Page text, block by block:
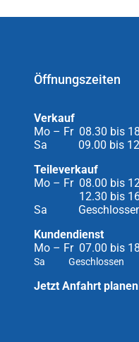
Öffnungszeiten
Verkauf
Mo – Fr 08.30 bis
Sa 09.00 bis
Teileverkauf
Mo – Fr 08.00 bis
12.30 bis
Sa
Kundendienst
Mo – Fr 07.00 bis
Sa Geschlossen
Jetzt Anfahrt